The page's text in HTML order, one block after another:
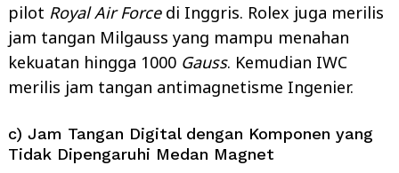
pilot Royal Air Forcedi Inggris. Rolex juga merilis
jam tangan Milgauss yang mampu menahan
kekuatan hingga 1000 Gauss. Kemudian IWC
merilis jam tangan antimagnetisme Ingenier.
c) Jam Tangan Digital dengan Komponen yang
Tidak Dipengaruhi Medan Magnet
for: